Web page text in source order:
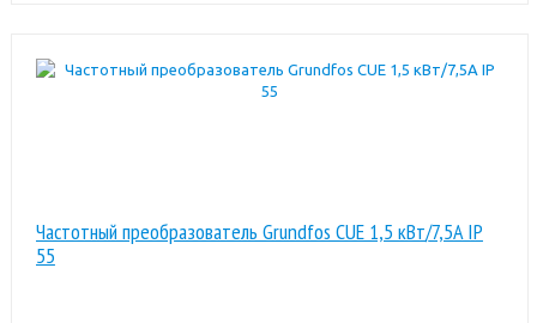
Частотный преобразователь Grundfos CUE 1,5 кВт/7,5A IP
55